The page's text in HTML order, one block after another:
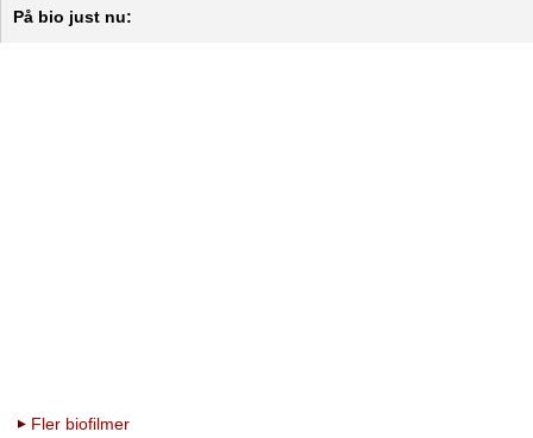
På bio just nu:
Fler biofilmer